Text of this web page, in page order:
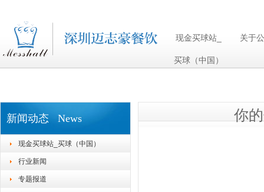
现金买球站_
买球（中国）
关于
新闻动态 News
现金买球站_买球（中国）
行业新闻
专题报道
你